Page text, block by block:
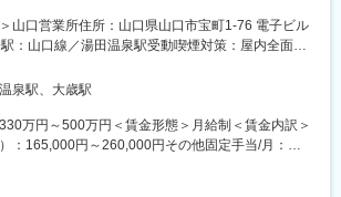
、お客様のみならず社会に貢献できる「進化する企
を目指します。
め、独自の技術に基づくオリジナル製品を創造
より効率的な食環境へ向けての新たな提案と迅速
ービスを提供します。
社の定める業務
わせて一時的なリモートワークは可能ですが、基
ただき、業務を進めていただきます。
車に関わるお仕事をしていた方も大歓迎！
の専門商社である同社にて、自社製品や海外メー
のサービスエンジニアとしてご活躍いただきま
山口営業所住所：山口県山口市宝町1-76 電子ビル
：山口線／湯田温泉駅受動喫煙対策：屋内全面禁
泉駅、大歳駅
万円～500万円＜賃金形態＞月給制＜賃金内訳＞
：165,000円～260,000円その他固定手当/月：